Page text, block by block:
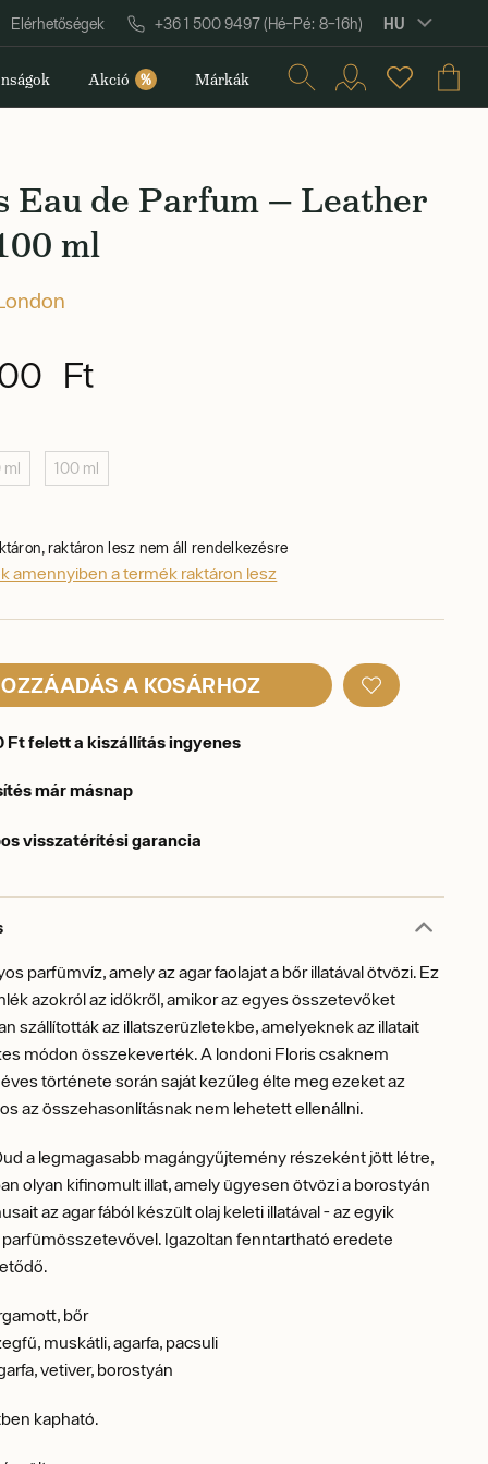
Elérhetőségek +36 1 500 9497 (Hé–Pé: 8–16h) HU
Akció % Márkák
Eau de Parfum — Leather
ml
Ft
ml 100 ml
raktáron lesz nem áll rendelkezésre
amennyiben a termék raktáron lesz
A KOSÁRHOZ
Ft felett a kiszállítás ingyenes
már másnap
visszatérítési garancia
parfümvíz, amely az agar faolajat a bőr illatával ötvözi. Ez
azokról az időkről, amikor az egyes összetevőket
szállították az illatszerüzletekbe, amelyeknek az illatait
módon összekeverték. A londoni Floris csaknem
története során saját kezűleg élte meg ezeket az
az összehasonlításnak nem lehetett ellenállni.
a legmagasabb magángyűjtemény részeként jött létre,
olyan kifinomult illat, amely ügyesen ötvözi a borostyán
az agar fából készült olaj keleti illatával - az egyik
Igazoltan fenntartható eredete
bőr
muskátli, agarfa, pacsuli
vetiver, borostyán
kapható.